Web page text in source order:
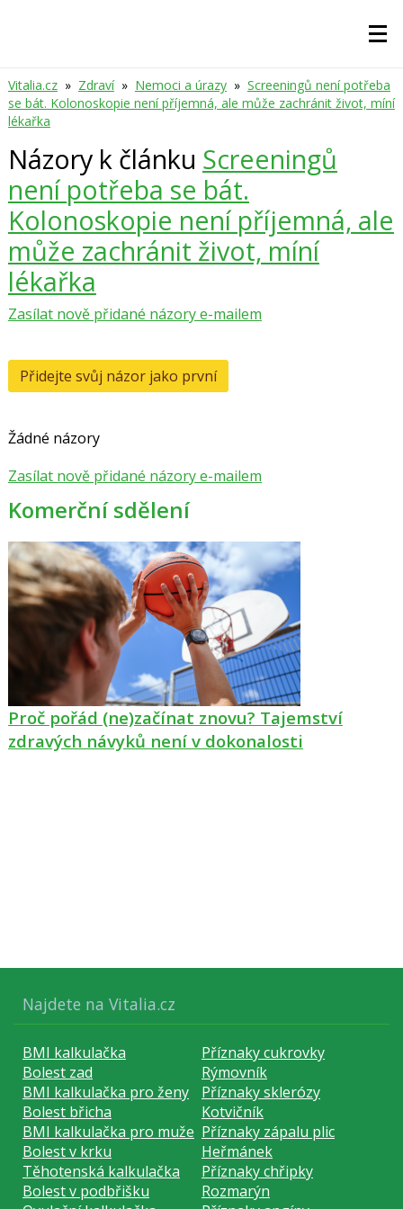
Vitalia.cz » Zdraví » Nemoci a úrazy » Screeningů není potřeba
se bát. Kolonoskopie není příjemná, ale může zachránit život, míní
lékařka
Názory k článku Screeningů
není potřeba se bát.
Kolonoskopie není příjemná, ale
může zachránit život, míní
lékařka
Zasílat nově přidané názory e-mailem
Přidejte svůj názor jako první
Žádné názory
Zasílat nově přidané názory e-mailem
Komerční sdělení
Proč pořád (ne)začínat znovu? Tajemství
zdravých návyků není v dokonalosti
Najdete na Vitalia.cz
BMI kalkulačka
Příznaky cukrovky
Bolest zad
Rýmovník
BMI kalkulačka pro ženy
Příznaky sklerózy
Bolest břicha
Kotvičník
BMI kalkulačka pro muže Příznaky zápalu plic
Bolest v krku
Heřmánek
Těhotenská kalkulačka
Příznaky chřipky
Bolest v podbřišku
Rozmarýn